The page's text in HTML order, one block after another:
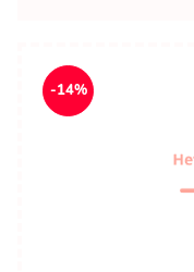
-14%